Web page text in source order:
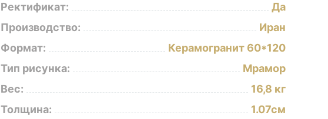
Ректификат:
Да
Производство:
Иран
Формат:
Керамогранит 60*120
Тип рисунка:
Мрамор
Вес:
16,8 кг
Толщина:
1.07см